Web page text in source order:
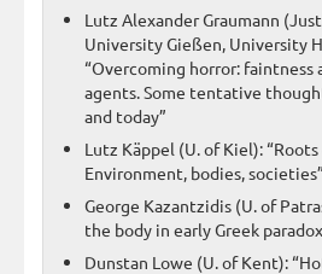
Lutz Alexander Graumann
University Gießen, University
“Overcoming horror: faintness
agents. Some tentative
and today”
Lutz Käppel (U. of Kiel):
Environment, bodies, societies”
George Kazantzidis (U. of
the body in early Greek
Dunstan Lowe (U. of Kent):